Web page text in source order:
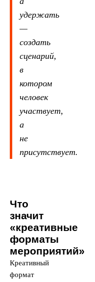
удержать
—
создать
сценарий,
в
котором
человек
участвует,
а
не
присутствует.
Что
значит
«креативные
форматы
мероприятий»
Креативный
формат